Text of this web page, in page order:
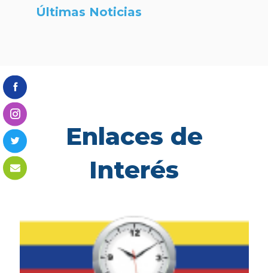
Últimas Noticias
Enlaces de
Interés